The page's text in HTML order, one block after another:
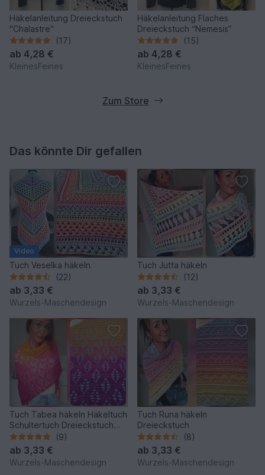
Häkelanleitung Dreieckstuch
"Chalastre"
(17)
ab 4,28 €
KleinesFeines
Häkelanleitung Flaches
Dreieckstuch “Nemesis”
(15)
ab 4,28 €
KleinesFeines
Zum Store
Das könnte Dir gefallen
Video
Tuch Veselka häkeln
(22)
ab 3,33 €
Wurzels-Maschendesign
Tuch Jutta häkeln
(12)
ab 3,33 €
Wurzels-Maschendesign
Tuch Tabea häkeln Häkeltuch
Schultertuch Dreieckstuch
Stola
(9)
ab 3,33 €
Wurzels-Maschendesign
Tuch Runa häkeln
Dreieckstuch
(8)
ab 3,33 €
Wurzels-Maschendesign